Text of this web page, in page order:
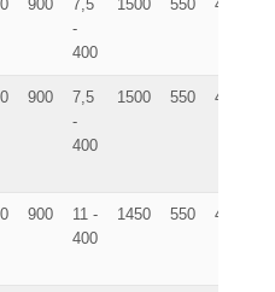
900
7,5
-
400
1500 550 400
900
7,5
-
400
1500 550 400
900
11 -
400
1450 550 490